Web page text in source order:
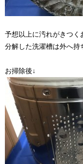
予想以上に汚れがきつく
分解した洗濯槽は外へ持
お掃除後↓